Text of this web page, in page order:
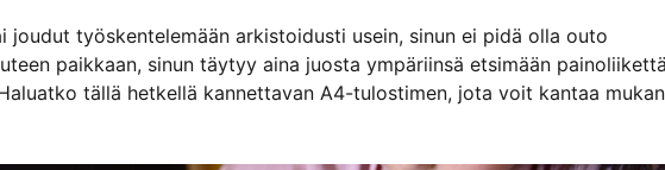
työskentelemään arkistoidusti usein, sinun ei pidä olla outo
paikkaan, sinun täytyy aina juosta ympäriinsä etsimään
tällä hetkellä kannettavan A4-tulostimen, jota voit kantaa